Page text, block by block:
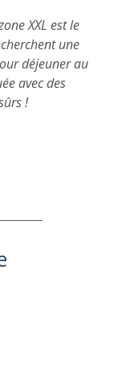
XXL est le
une
déjeuner au
avec des
!